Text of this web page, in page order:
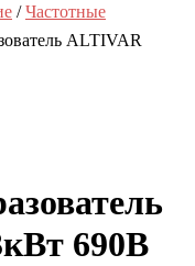
/Частотные
ALTIVAR
690В